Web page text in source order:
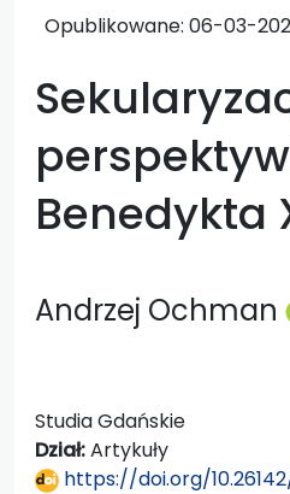
Opublikowane: 06-03-
Benedykta
Andrzej Ochman
Studia Gdańskie
Dział:Artykuły
https://doi.org/